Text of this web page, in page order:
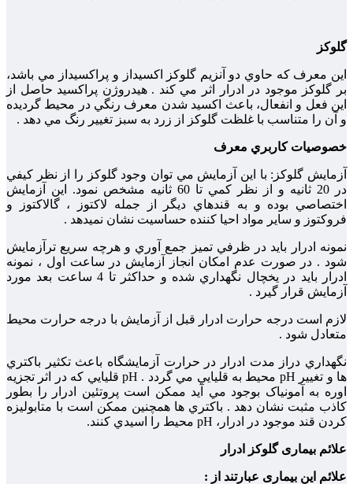
گلوكز
اين معرف كه حاوي دو آنزيم گلوکز اكسيداز و پراكسيداز مي باشد،
بر گلوکز موجود در ادرار اثر مي كند . هيدروژن پراكسيد حاصل از
اين فعل و انفعال، باعث اكسيد شدن معرف رنگي در محيط گرديده
و آن را متناسب با غلظت گلوکز از زرد به سبز تغيير رنگ مي دهد .
خصوصيات كاربري معرف
آزمايش گلوكز: با اين آزمايش مي توان وجود گلوکز را از نظر كيفي
در 20 ثانيه و از نظر كمي تا 60 ثانيه مشخص نمود. اين آزمايش
اختصاصي بوده و به قندهاي ديگر از جمله لاكتوز ، گالاكتوز و
فروكتوز و ساير مواد احيا كننده حساسيت نشان نميدهد .
نمونه ادرار بايد در ظرفي تميز جمع آوري و هرچه سريع ترآزمايش
شود . در صورت عدم امكان انجاز آزمايش در ساعت اول ، نمونه
ادرار بايد در يخچال نگهداري شده و حداكثر تا 4 ساعت بعد مورد
آزمايش قرار گيرد .
لازم است درجه حرارت ادرار قبل از آزمايش با درجه حرارت محيط
متعادل شود .
نگهداري دراز مدت ادرار در حرارت آزمايشگاه باعث تكثير باكتري
ها و تغيير pH محيط به قليايي مي گردد . pH قليايي كه در اثر تجزیه
اوره به آمونياک بوجود مي آيد ممكن است پروتئين ادرار را بطور
كاذب مثبت نشان دهد . باكتري ها همچنين ممكن است با متابولیزه
کردن قند موجود در ادرار، pH محيط را اسيدي كنند.
علائم بیماری گلوکز ادرار
علائم این بیماری عبارتند از :